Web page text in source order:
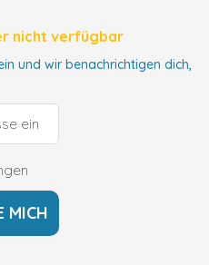
nicht verfügbar
und wir benachrichtigen dich,